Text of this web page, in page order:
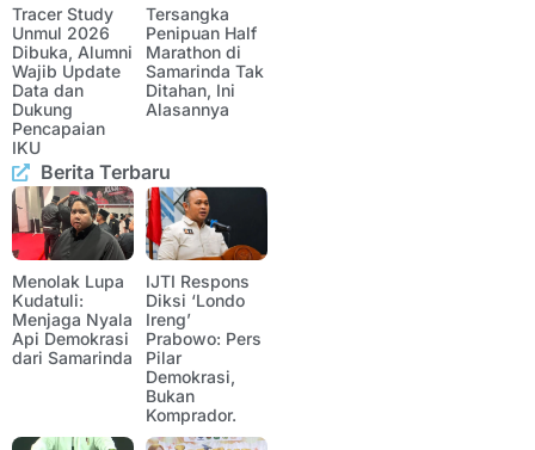
Tracer Study
Unmul 2026
Dibuka, Alumni
Wajib Update
Data dan
Dukung
Pencapaian
IKU
Tersangka
Penipuan Half
Marathon di
Samarinda Tak
Ditahan, Ini
Alasannya
Berita Terbaru
Menolak Lupa
Kudatuli:
Menjaga Nyala
Api Demokrasi
dari Samarinda
IJTI Respons
Diksi ‘Londo
Ireng’
Prabowo: Pers
Pilar
Demokrasi,
Bukan
Komprador.